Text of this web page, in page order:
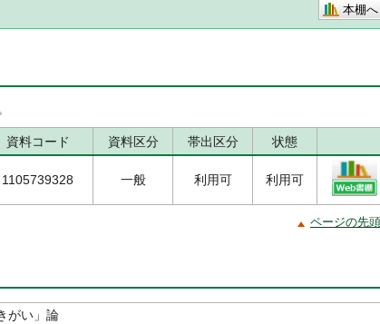
本棚へ
資料コード 資料区分 帯出区分 状態
1105739328 一般 利用可 利用可
ページの先
がい」論